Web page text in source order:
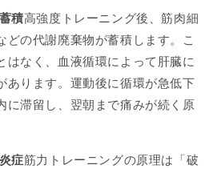
積高強度トレーニング後、筋肉細
どの代謝廃棄物が蓄積します。こ
はなく、血液循環によって肝臓に
あります。運動後に循環が急低下
に滞留し、翌朝まで痛みが続く原
症筋力トレーニングの原理は「破